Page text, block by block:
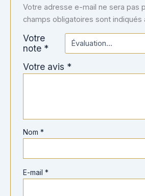
Votre adresse e-mail ne sera pas
champs obligatoires sont
Votre
note *
Votre avis *
Nom*
E-mail*